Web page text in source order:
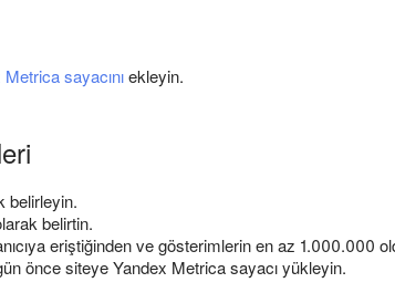
sayacınıekleyin.
belirleyin.
belirtin.
eriştiğinden ve gösterimlerin en az 1.000.000
önce siteye Yandex Metrica sayacı yükleyin.